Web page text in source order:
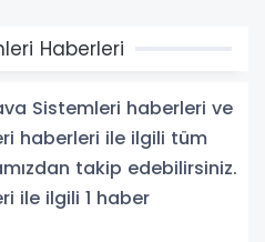
Haberleri
Sistemleri haberleri ve
haberleri ile ilgili tüm
takip edebilirsiniz.
ile ilgili 1 haber